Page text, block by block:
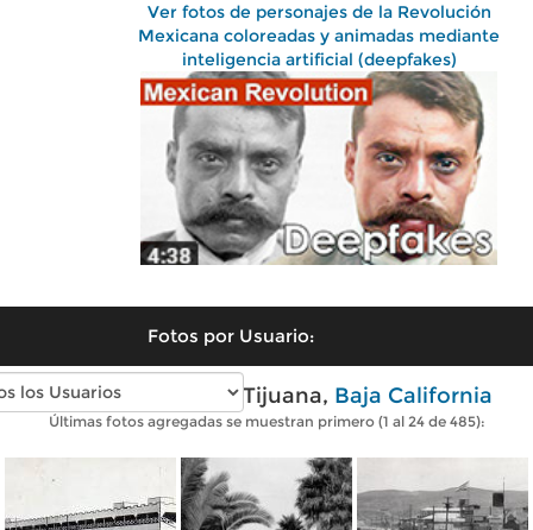
Ver fotos de personajes de la Revolución
Mexicana coloreadas y animadas mediante
inteligencia artificial (deepfakes)
Fotos por Usuario:
Fotos antiguas de Tijuana, Baja California
Últimas fotos agregadas se muestran primero (1 al 24 de 485):